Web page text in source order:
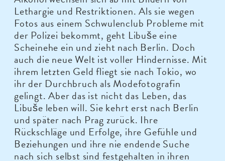
Lethargie und Restriktionen. Als sie wegen
Fotos aus einem Schwulenclub Probleme mit
der Polizei bekommt, geht Libuše eine
Scheinehe ein und zieht nach Berlin. Doch
auch die neue Welt ist voller Hindernisse. Mit
ihrem letzten Geld fliegt sie nach Tokio, wo
ihr der Durchbruch als Modefotografin
gelingt. Aber das ist nicht das Leben, das
Libuše leben will. Sie kehrt erst nach Berlin
und später nach Prag zurück. Ihre
Rückschläge und Erfolge, ihre Gefühle und
Beziehungen und ihre nie endende Suche
nach sich selbst sind festgehalten in ihren